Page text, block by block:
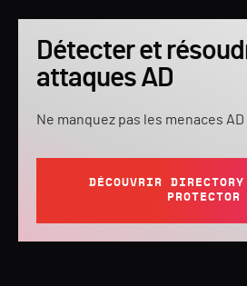
Détecter et
attaques AD
Ne manquez pas les menaces
DÉCOUVRIR
PROTECTOR